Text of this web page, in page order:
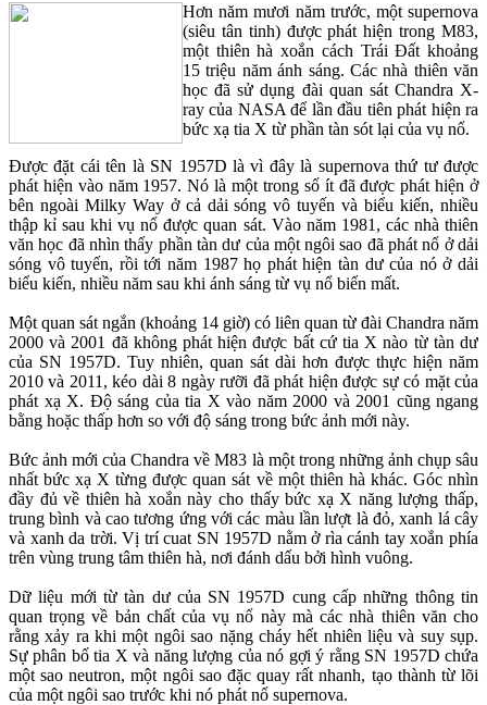
Hơn năm mươi năm trước, một supernova
(siêu tân tinh) được phát hiện trong M83,
một thiên hà xoắn cách Trái Đất khoảng
15 triệu năm ánh sáng. Các nhà thiên văn
học đã sử dụng đài quan sát Chandra X-
ray của NASA để lần đầu tiên phát hiện ra
bức xạ tia X từ phần tàn sót lại của vụ nổ.
Được đặt cái tên là SN 1957D là vì đây là supernova thứ tư được
phát hiện vào năm 1957. Nó là một trong số ít đã được phát hiện ở
bên ngoài Milky Way ở cả dải sóng vô tuyến và biểu kiến, nhiều
thập kỉ sau khi vụ nổ được quan sát. Vào năm 1981, các nhà thiên
văn học đã nhìn thấy phần tàn dư của một ngôi sao đã phát nổ ở dải
sóng vô tuyến, rồi tới năm 1987 họ phát hiện tàn dư của nó ở dải
biểu kiến, nhiều năm sau khi ánh sáng từ vụ nổ biến mất.
Một quan sát ngắn (khoảng 14 giờ) có liên quan từ đài Chandra năm
2000 và 2001 đã không phát hiện được bất cứ tia X nào từ tàn dư
của SN 1957D. Tuy nhiên, quan sát dài hơn được thực hiện năm
2010 và 2011, kéo dài 8 ngày rưỡi đã phát hiện được sự có mặt của
phát xạ X. Độ sáng của tia X vào năm 2000 và 2001 cũng ngang
bằng hoặc thấp hơn so với độ sáng trong bức ảnh mới này.
Bức ảnh mới của Chandra về M83 là một trong những ảnh chụp sâu
nhất bức xạ X từng được quan sát về một thiên hà khác. Góc nhìn
đầy đủ về thiên hà xoắn này cho thấy bức xạ X năng lượng thấp,
trung bình và cao tương ứng với các màu lần lượt là đỏ, xanh lá cây
và xanh da trời. Vị trí cuat SN 1957D nằm ở rìa cánh tay xoắn phía
trên vùng trung tâm thiên hà, nơi đánh dấu bởi hình vuông.
Dữ liệu mới từ tàn dư của SN 1957D cung cấp những thông tin
quan trọng về bản chất của vụ nổ này mà các nhà thiên văn cho
rằng xảy ra khi một ngôi sao nặng cháy hết nhiên liệu và suy sụp.
Sự phân bố tia X và năng lượng của nó gợi ý rằng SN 1957D chứa
một sao neutron, một ngôi sao đặc quay rất nhanh, tạo thành từ lõi
của một ngôi sao trước khi nó phát nổ supernova.